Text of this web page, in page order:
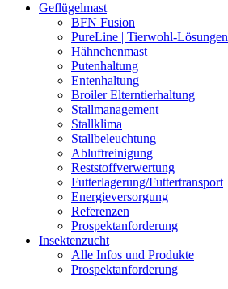
Geflügelmast
BFN Fusion
PureLine | Tierwohl-Lösungen
Hähnchenmast
Putenhaltung
Entenhaltung
Broiler Elterntierhaltung
Stallmanagement
Stallklima
Stallbeleuchtung
Abluftreinigung
Reststoffverwertung
Futterlagerung/Futtertransport
Energieversorgung
Referenzen
Prospektanforderung
Insektenzucht
Alle Infos und Produkte
Prospektanforderung